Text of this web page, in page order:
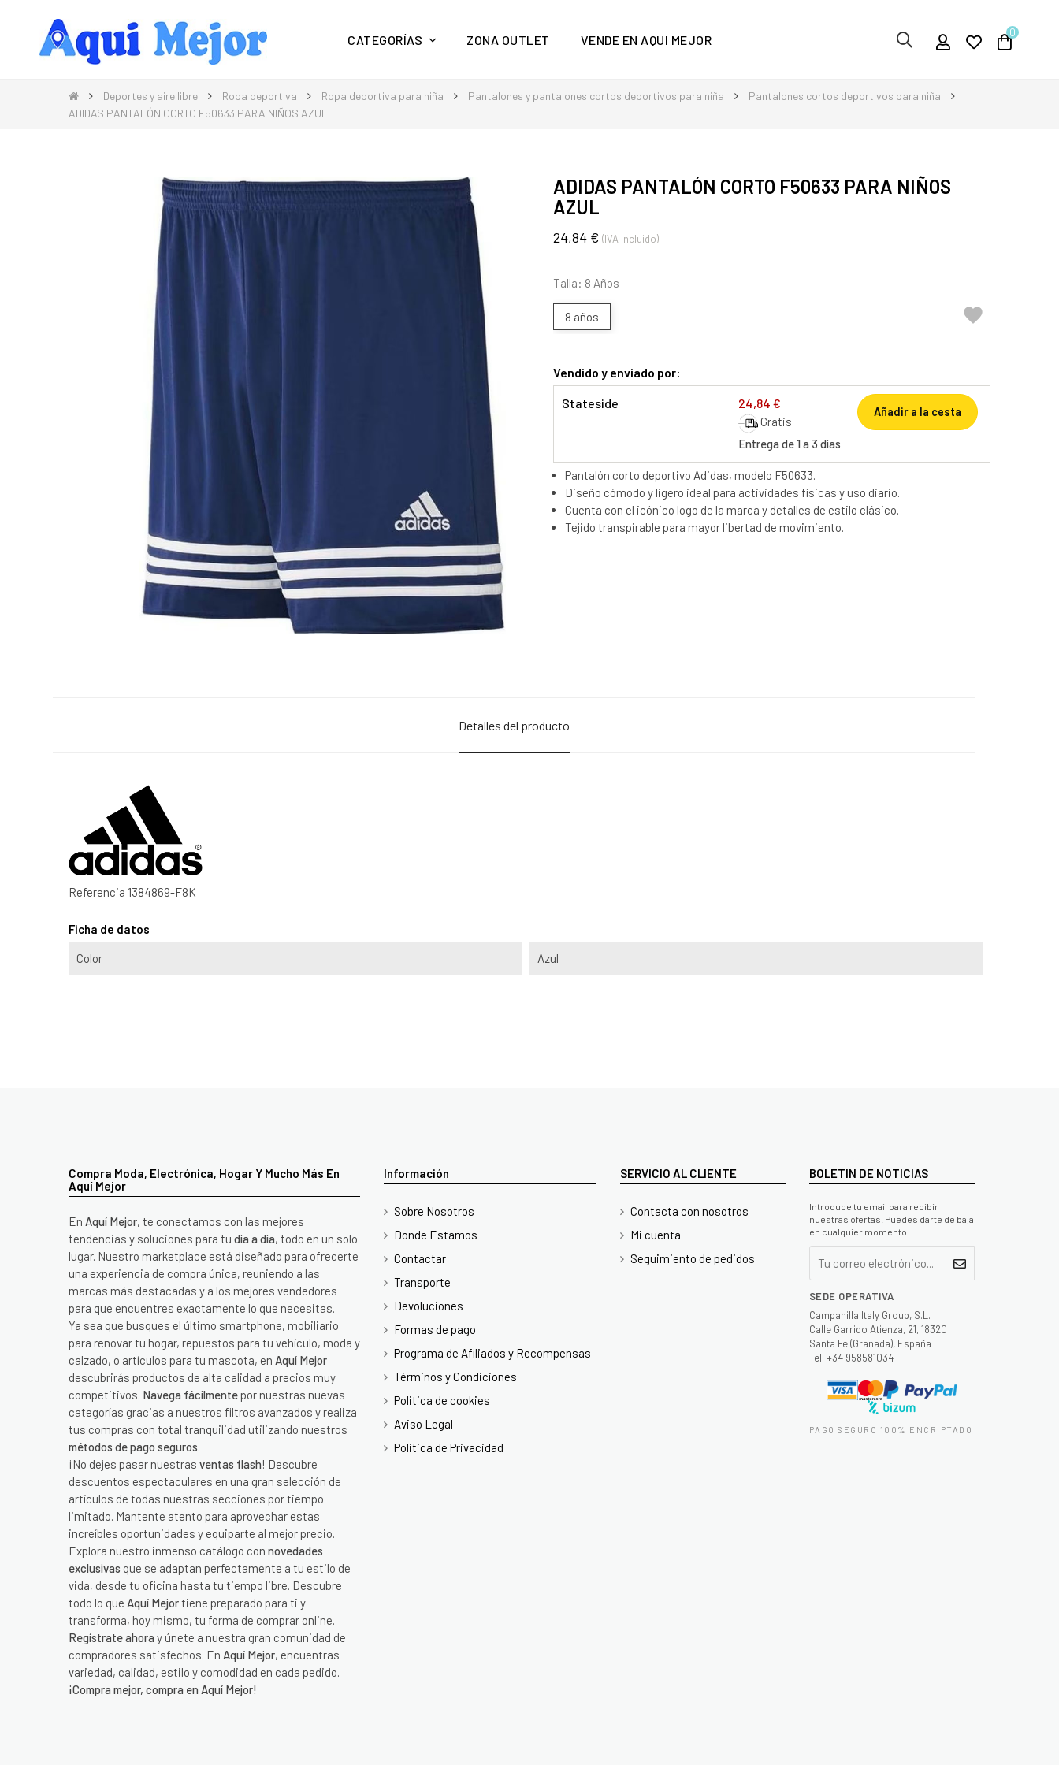
Compra Moda, Electrónica, Hogar y mucho más en Aquí Mejor
CATEGORÍAS ZONA OUTLET VENDE EN AQUI MEJOR 0
Deportes y aire libre Ropa deportiva Ropa deportiva para niña Pantalones y pantalones cortos deportivos para niña
Pantalones cortos deportivos para niña
ADIDAS PANTALÓN CORTO F50633 PARA NIÑOS AZUL
ADIDAS PANTALÓN CORTO F50633 PARA NIÑOS
AZUL
24,84 € (IVA incluido)
Talla: 8 Años
8 años 
Vendido y enviado por:
Stateside 24,84 €
Gratis
Entrega de 1 a 3 días
Añadir a la cesta
Pantalón corto deportivo Adidas, modelo F50633.
Diseño cómodo y ligero ideal para actividades físicas y uso diario.
Cuenta con el icónico logo de la marca y detalles de estilo clásico.
Tejido transpirable para mayor libertad de movimiento.
Detalles del producto
Referencia 1384869-F8K
Ficha de datos
Color Azul
Compra Moda, Electrónica, Hogar Y Mucho Más En
Aquí Mejor
En Aquí Mejor, te conectamos con las mejores
tendencias y soluciones para tu día a día, todo en un solo
lugar. Nuestro marketplace está diseñado para ofrecerte
una experiencia de compra única, reuniendo a las
marcas más destacadas y a los mejores vendedores
para que encuentres exactamente lo que necesitas.
Ya sea que busques el último smartphone, mobiliario
para renovar tu hogar, repuestos para tu vehículo, moda y
calzado, o artículos para tu mascota, en Aquí Mejor
descubrirás productos de alta calidad a precios muy
competitivos. Navega fácilmente por nuestras nuevas
categorías gracias a nuestros filtros avanzados y realiza
tus compras con total tranquilidad utilizando nuestros
métodos de pago seguros.
¡No dejes pasar nuestras ventas flash! Descubre
descuentos espectaculares en una gran selección de
artículos de todas nuestras secciones por tiempo
limitado. Mantente atento para aprovechar estas
increíbles oportunidades y equiparte al mejor precio.
Explora nuestro inmenso catálogo con novedades
exclusivas que se adaptan perfectamente a tu estilo de
vida, desde tu oficina hasta tu tiempo libre. Descubre
todo lo que Aquí Mejortiene preparado para ti y
transforma, hoy mismo, tu forma de comprar online.
Regístrate ahora y únete a nuestra gran comunidad de
compradores satisfechos. En Aquí Mejor, encuentras
variedad, calidad, estilo y comodidad en cada pedido.
¡Compra mejor, compra en Aquí Mejor!
Información
Sobre Nosotros
Donde Estamos
Contactar
Transporte
Devoluciones
Formas de pago
Programa de Afiliados y Recompensas
Términos y Condiciones
Politica de cookies
Aviso Legal
Politica de Privacidad
SERVICIO AL CLIENTE
Contacta con nosotros
Mi cuenta
Seguimiento de pedidos
BOLETIN DE NOTICIAS
Introduce tu email para recibir
nuestras ofertas. Puedes darte de baja
en cualquier momento.
SEDE OPERATIVA
Campanilla Italy Group, S.L.
Calle Garrido Atienza, 21, 18320
Santa Fe (Granada), España
Tel. +34 958581034
PAGO SEGURO 100% ENCRIPTADO